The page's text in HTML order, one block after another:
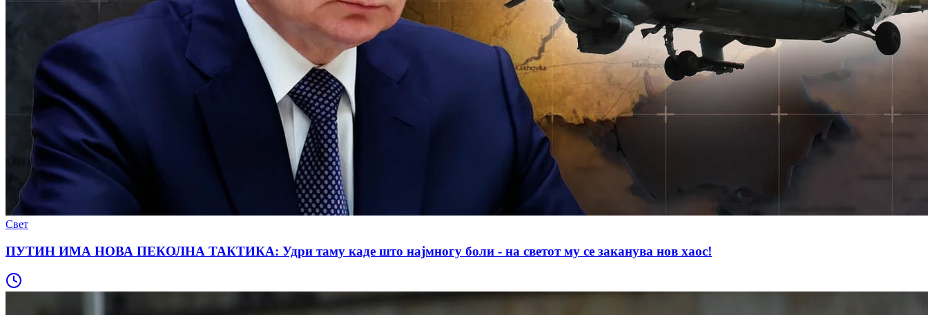
Свет
ПУТИН ИМА НОВА ПЕКОЛНА ТАКТИКА: Удри таму каде што најмногу боли - на светот му се заканува нов хаос!